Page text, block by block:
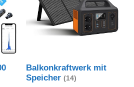
Balkonkraftwerk mit
Speicher (14)